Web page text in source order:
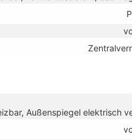
Außenspiegel elektrisch